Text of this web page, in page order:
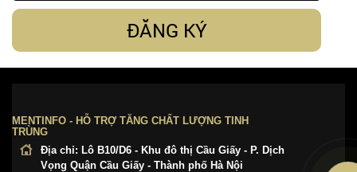
ĐĂNG KÝ
MENTINFO - HỖ TRỢ TĂNG CHẤT LƯỢNG TINH
TRÙNG
Địa chỉ: Lô B10/D6 - Khu đô thị Cầu Giấy - P. Dịch
Vọng Quận Cầu Giấy - Thành phố Hà Nội